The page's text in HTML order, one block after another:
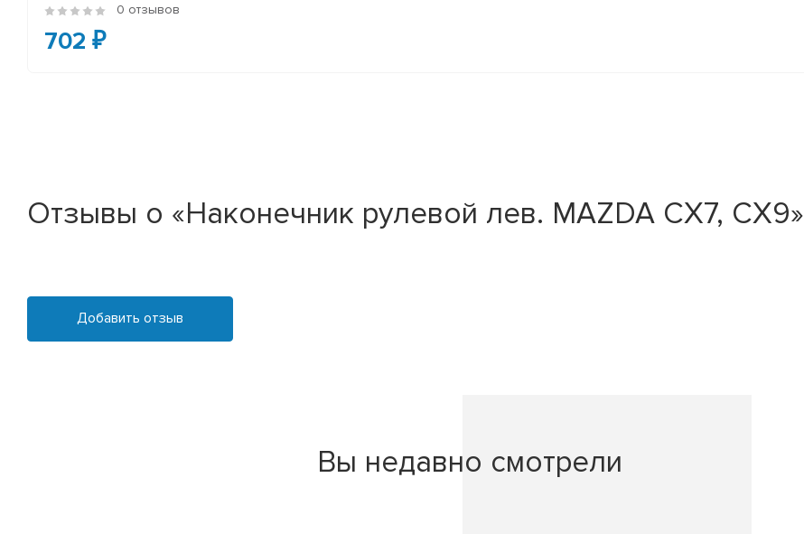
0 отзывов
702 ₽
Отзывы о «Наконечник рулевой лев. MAZDA CX7, CX9»
Добавить отзыв
Вы недавно смотрели